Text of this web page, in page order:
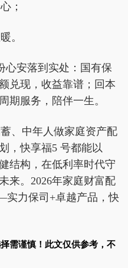
；
。
心安落到实处：国有保
兑现，收益靠谱；回本
期服务，陪伴一生。
、中年人做家庭资产配
，快享福5 号都能以
结构，在低利率时代守
来。2026年家庭财富配
力保司+卓越产品，快
需谨慎！此文仅供参考，不